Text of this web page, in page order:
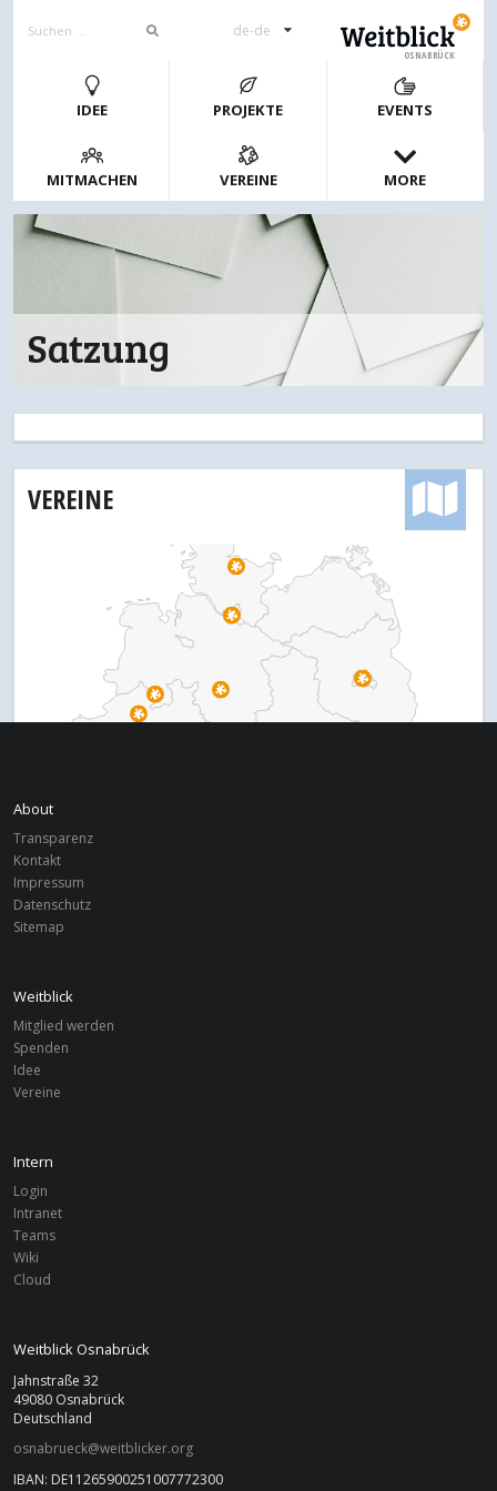
de-de
OSNABRÜCK
IDEE PROJEKTE EVENTS
MITMACHEN VEREINE MORE
Satzung
VEREINE
SATZUNG
About
Transparenz
Kontakt
Impressum
Datenschutz
Sitemap
Weitblick
Mitglied werden
Spenden
Idee
Vereine
Intern
Login
Intranet
Teams
Wiki
Cloud
Weitblick Osnabrück
Jahnstraße 32
49080 Osnabrück
Deutschland
osnabrueck@weitblicker.org
IBAN: DE11265900251007772300